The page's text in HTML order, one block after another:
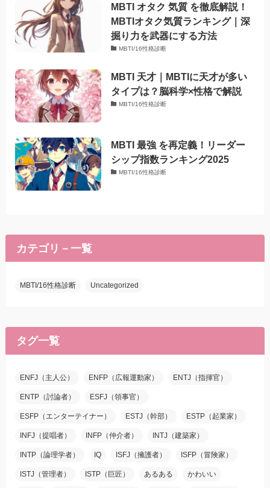
MBTI オタク 気質 を徹底解説！
MBTIオタク気質ランキング｜深
掘り力を武器にする方法
MBTI/16性格診断
MBTI 天才｜MBTIに天才が多い
タイプは？脳科学×性格で解説
MBTI/16性格診断
MBTI 最強 を再定義！リーダー
シップ指数ランキング2025
MBTI/16性格診断
カテゴリ－一覧
MBTI/16性格診断 Uncategorized
タグ一覧
ENFJ（主人公） ENFP（広報運動家） ENTJ（指揮官）
ENTP（討論者） ESFJ（領事官）
ESFP（エンターテイナー） ESTJ（幹部） ESTP（起業家）
INFJ（提唱者） INFP（仲介者） INTJ（建築家）
INTP（論理学者） IQ ISFJ（擁護者） ISFP（冒険家）
ISTJ（管理者） ISTP（巨匠） あるある かわいい